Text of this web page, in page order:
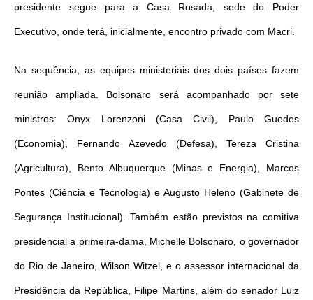
presidente segue para a Casa Rosada, sede do Poder
Executivo, onde terá, inicialmente, encontro privado com Macri.
Na sequência, as equipes ministeriais dos dois países fazem
reunião ampliada. Bolsonaro será acompanhado por sete
ministros: Onyx Lorenzoni (Casa Civil), Paulo Guedes
(Economia), Fernando Azevedo (Defesa), Tereza Cristina
(Agricultura), Bento Albuquerque (Minas e Energia), Marcos
Pontes (Ciência e Tecnologia) e Augusto Heleno (Gabinete de
Segurança Institucional). Também estão previstos na comitiva
presidencial a primeira-dama, Michelle Bolsonaro, o governador
do Rio de Janeiro, Wilson Witzel, e o assessor internacional da
Presidência da República, Filipe Martins, além do senador Luiz